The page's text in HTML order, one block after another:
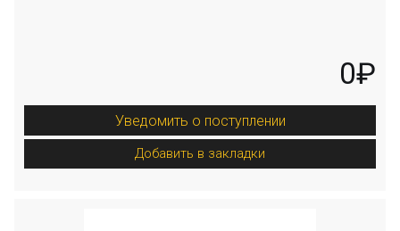
0₽
Уведомить о поступлении
Добавить в закладки